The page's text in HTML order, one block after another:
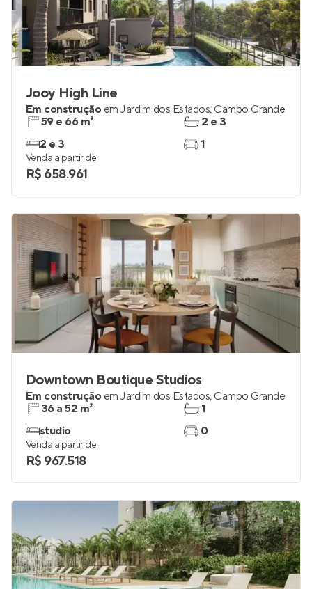
Jooy High Line
Em construção em Jardim dos Estados, Campo Grande
59 e 66 m²
2 e 3
2 e 3
1
Venda a partir de
R$ 658.961
Downtown Boutique Studios
Em construção em Jardim dos Estados, Campo Grande
36 a 52 m²
studio
1
0
Venda a partir de
R$ 967.518